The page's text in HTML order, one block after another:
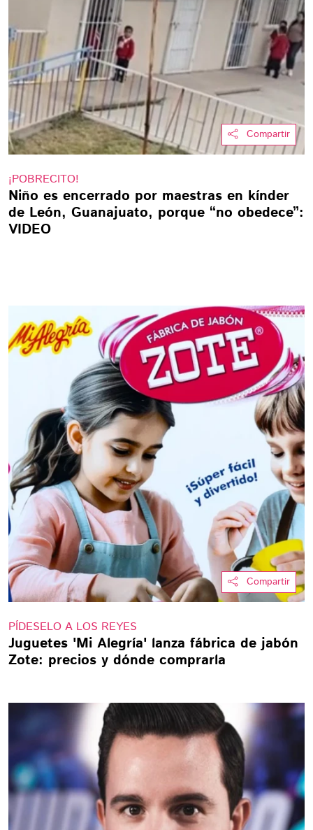
Compartir
¡POBRECITO!
Niño es encerrado por maestras en kínder
de León, Guanajuato, porque “no obedece”:
VIDEO
Compartir
PÍDESELO A LOS REYES
Juguetes 'Mi Alegría' lanza fábrica de jabón
Zote: precios y dónde comprarla